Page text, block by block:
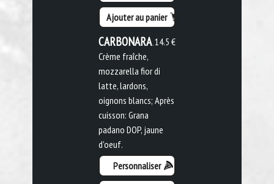
Ajouter au panier
14.5 €
CARBONARA
Crème fraîche,
mozzarella fior di
latte, lardons,
oignons blancs; Après
cuisson: Grana
padano DOP, jaune
d'oeuf.
Personnaliser